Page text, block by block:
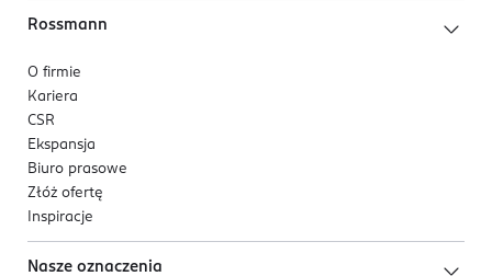
Rossmann
O firmie
Kariera
CSR
Ekspansja
Biuro prasowe
Złóż ofertę
Inspiracje
Nasze oznaczenia